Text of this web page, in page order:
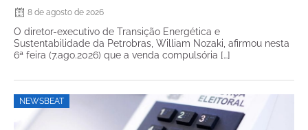
8 de agosto de 2026
O diretor-executivo de Transição Energética e
Sustentabilidade da Petrobras, William Nozaki, afirmou nesta
6ª feira (7.ago.2026) que a venda compulsória […]
NEWSBEAT